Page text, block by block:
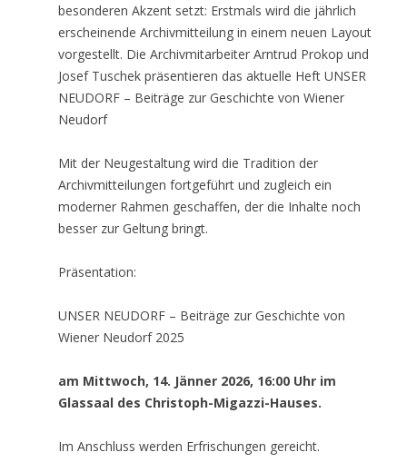
besonderen Akzent setzt: Erstmals wird die jährlich
erscheinende Archivmitteilung in einem neuen Layout
vorgestellt. Die Archivmitarbeiter Arntrud Prokop und
Josef Tuschek präsentieren das aktuelle Heft UNSER
NEUDORF – Beiträge zur Geschichte von Wiener
Neudorf
Mit der Neugestaltung wird die Tradition der
Archivmitteilungen fortgeführt und zugleich ein
moderner Rahmen geschaffen, der die Inhalte noch
besser zur Geltung bringt.
Präsentation:
UNSER NEUDORF – Beiträge zur Geschichte von
Wiener Neudorf 2025
am Mittwoch, 14. Jänner 2026, 16:00 Uhr im
Glassaal des Christoph-Migazzi-Hauses.
Im Anschluss werden Erfrischungen gereicht.